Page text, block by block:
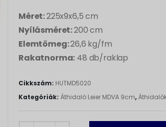
Méret:225x9x6,5 cm
Nyílásméret:200 cm
Elemtömeg:26,6 kg/fm
Rakatnorma: 48 db/raklap
Cikkszám: HUTMD5020
Kategóriák: Áthidaló Leier MDVA 9cm,